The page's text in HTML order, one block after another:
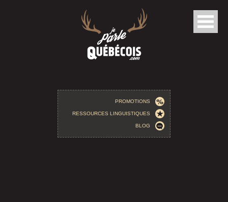
PROMOTIONS
RESSOURCES LINGUISTIQUES
BLOG